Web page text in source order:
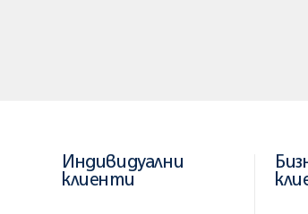
Индивидуални
клиенти